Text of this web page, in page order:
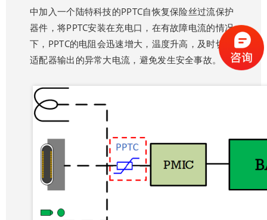
中加入一个陆特科技的PPTC自恢复保险丝过流保护
器件，将PPTC安装在充电口，在有故障电流的情况
下，PPTC的电阻会迅速增大，温度升高，及时切断
适配器输出的异常大电流，避免发生安全事故。